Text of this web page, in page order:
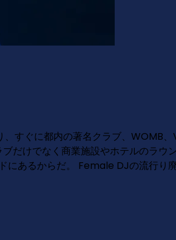
すぐに都内の著名クラブ、WOMB
けでなく商業施設やホテルのラウ
あるからだ。 Female DJの流行り